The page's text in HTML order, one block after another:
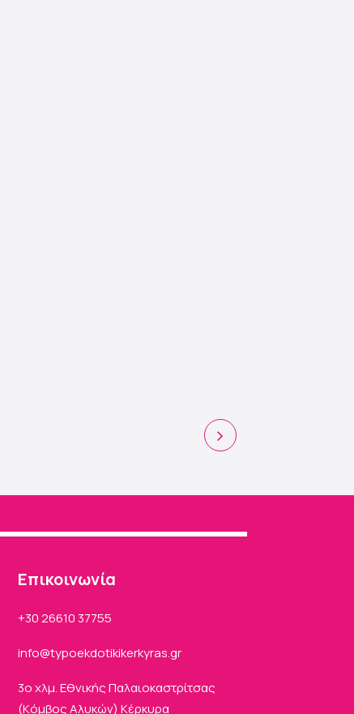
Eπικοινωνία
+30 26610 37755
info typoekdotikikerkyrasgr
3ο χλμ. Εθνικής Παλαιοκαστρίτσας
(Kόμβος Αλυκών) Κέρκυρα